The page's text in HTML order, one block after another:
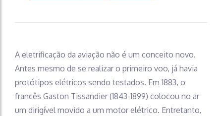
A eletrificação da aviação não é um conceito novo.
Antes mesmo de se realizar o primeiro voo, já havia
protótipos elétricos sendo testados. Em 1883, o
francês Gaston Tissandier (1843-1899) colocou no ar
um dirigível movido a um motor elétrico. Entretanto,